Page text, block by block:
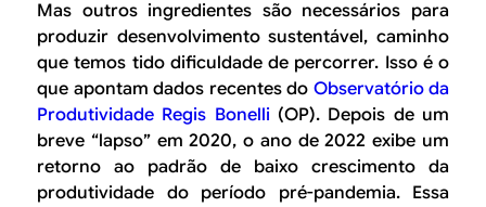
Mas outros ingredientes são necessários para
produzir desenvolvimento sustentável, caminho
que temos tido dificuldade de percorrer. Isso é o
que apontam dados recentes do Observatório da
Produtividade Regis Bonelli (OP). Depois de um
breve “lapso” em 2020, o ano de 2022 exibe um
retorno ao padrão de baixo crescimento da
produtividade do período pré-pandemia. Essa